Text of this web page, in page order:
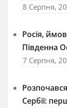
8 Серпня,
Росія,
Південна
7 Серпня,
Сербії: